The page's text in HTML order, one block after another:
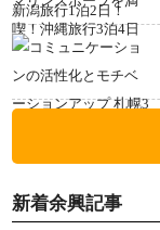
新着余興記事